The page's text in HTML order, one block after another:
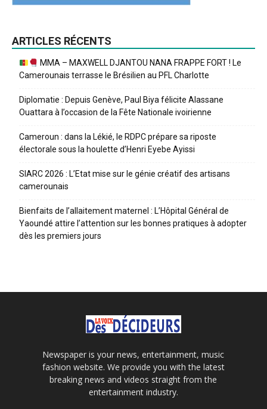
ARTICLES RÉCENTS
MMA – MAXWELL DJANTOU NANA FRAPPE FORT ! Le
Camerounais terrasse le Brésilien au PFL Charlotte
Diplomatie : Depuis Genève, Paul Biya félicite Alassane
Ouattara à l’occasion de la Fête Nationale ivoirienne
Cameroun : dans la Lékié, le RDPC prépare sa riposte
électorale sous la houlette d’Henri Eyebe Ayissi
SIARC 2026 : L’Etat mise sur le génie créatif des artisans
camerounais
Bienfaits de l’allaitement maternel : L’Hôpital Général de
Yaoundé attire l’attention sur les bonnes pratiques à adopter
dès les premiers jours
Newspaper is your news, entertainment, music
fashion website. We provide you with the latest
breaking news and videos straight from the
entertainment industry.